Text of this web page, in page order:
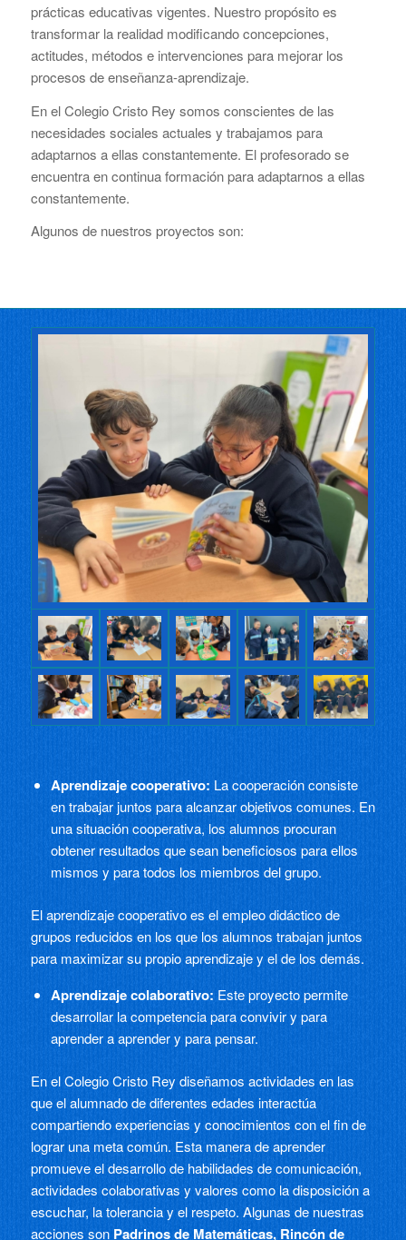
prácticas educativas vigentes. Nuestro propósito es
transformar la realidad modificando concepciones,
actitudes, métodos e intervenciones para mejorar los
procesos de enseñanza-aprendizaje.
En el Colegio Cristo Rey somos conscientes de las
necesidades sociales actuales y trabajamos para
adaptarnos a ellas constantemente. El profesorado se
encuentra en continua formación para adaptarnos a ellas
constantemente.
Algunos de nuestros proyectos son:
Aprendizaje cooperativo: La cooperación consiste
en trabajar juntos para alcanzar objetivos comunes. En
una situación cooperativa, los alumnos procuran
obtener resultados que sean beneficiosos para ellos
mismos y para todos los miembros del grupo.
El aprendizaje cooperativo es el empleo didáctico de
grupos reducidos en los que los alumnos trabajan juntos
para maximizar su propio aprendizaje y el de los demás.
Aprendizaje colaborativo: Este proyecto permite
desarrollar la competencia para convivir y para
aprender a aprender y para pensar.
En el Colegio Cristo Rey diseñamos actividades en las
que el alumnado de diferentes edades interactúa
compartiendo experiencias y conocimientos con el fin de
lograr una meta común. Esta manera de aprender
promueve el desarrollo de habilidades de comunicación,
actividades colaborativas y valores como la disposición a
escuchar, la tolerancia y el respeto. Algunas de nuestras
acciones son Padrinos de Matemáticas, Rincón de